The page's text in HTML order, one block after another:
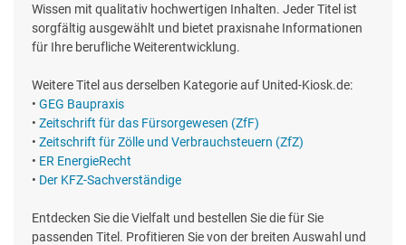
Wissen mit qualitativ hochwertigen Inhalten. Jeder Titel ist
sorgfältig ausgewählt und bietet praxisnahe Informationen
für Ihre berufliche Weiterentwicklung.
Weitere Titel aus derselben Kategorie auf United-Kiosk.de:
• GEG Baupraxis
• Zeitschrift für das Fürsorgewesen (ZfF)
• Zeitschrift für Zölle und Verbrauchsteuern (ZfZ)
• ER EnergieRecht
• Der KFZ-Sachverständige
Entdecken Sie die Vielfalt und bestellen Sie die für Sie
passenden Titel. Profitieren Sie von der breiten Auswahl und